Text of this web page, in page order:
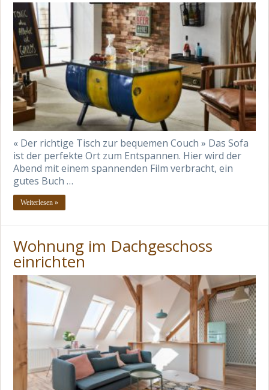
« Der richtige Tisch zur bequemen Couch » Das Sofa
ist der perfekte Ort zum Entspannen. Hier wird der
Abend mit einem spannenden Film verbracht, ein
gutes Buch …
Weiterlesen »
Wohnung im Dachgeschoss
einrichten